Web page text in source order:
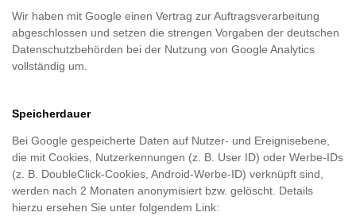
Wir haben mit Google einen Vertrag zur Auftragsverarbeitung
abgeschlossen und setzen die strengen Vorgaben der deutschen
Datenschutzbehörden bei der Nutzung von Google Analytics
vollständig um.
Speicherdauer
Bei Google gespeicherte Daten auf Nutzer- und Ereignisebene,
die mit Cookies, Nutzerkennungen (z. B. User ID) oder Werbe-IDs
(z. B. DoubleClick-Cookies, Android-Werbe-ID) verknüpft sind,
werden nach 2 Monaten anonymisiert bzw. gelöscht. Details
hierzu ersehen Sie unter folgendem Link: